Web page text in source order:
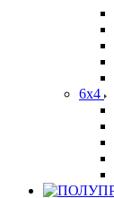
6x4